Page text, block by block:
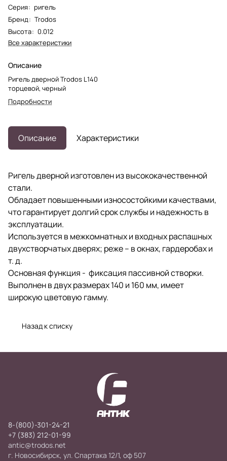
Серия: ригель
Бренд: Trodos
Высота: 0.012
Все характеристики
Описание
Ригель дверной Trodos L140
торцевой, черный
Подробности
Описание Характеристики
Ригель дверной изготовлен из высококачественной
стали.
Обладает повышенными износостойкими качествами,
что гарантирует долгий срок службы и надежность в
эксплуатации.
Используется в межкомнатных и входных распашных
двухстворчатых дверях; реже – в окнах, гардеробах и
т. д.
Основная функция - фиксация пассивной створки.
Выполнен в двух размерах 140 и 160 мм, имеет
широкую цветовую гамму.
Назад к списку
8-(800)-301-24-21
+7 (383) 212-01-99
antic@trodos.net
г. Новосибирск, ул. Спартака 12/1, оф 507